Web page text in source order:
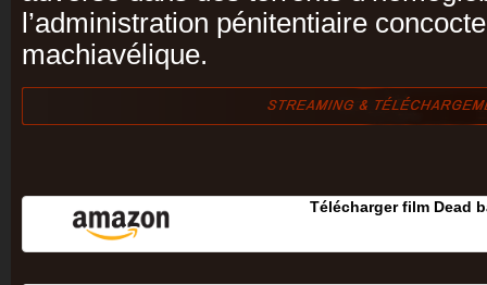
l’administration pénitentiaire
machiavélique.
Télécharger film Dead